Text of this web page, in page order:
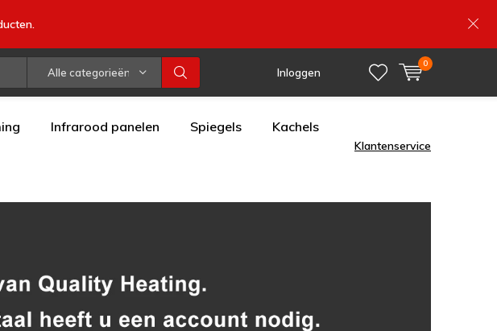
Alle categorieën Inloggen
0
Infrarood panelen Spiegels Kachels
Klantenservice